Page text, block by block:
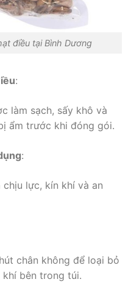
điều tại Bình Dương
:
làm sạch, sấy khô và
ẩm trước khi đóng gói.
:
chịu lực, kín khí và an
chân không để loại bỏ
bên trong túi.